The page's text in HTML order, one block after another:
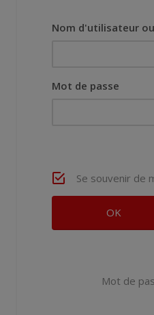
Nom d'utilisateur
Mot de passe
Se souvenir de
Mot de